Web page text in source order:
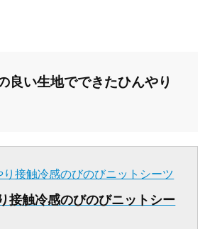
良い生地でできたひんやり
接触冷感のびのびニットシー